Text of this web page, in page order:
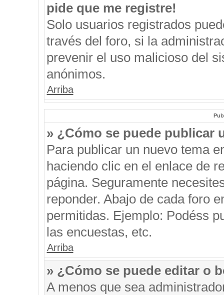
pide que me registre!
Solo usuarios registrados
través del foro, si la
prevenir el uso malicioso del
anónimos.
Arriba
» ¿Cómo se puede publicar
Para publicar un nuevo tema
haciendo clic en el enlace de
página. Seguramente
reponder. Abajo de cada foro
permitidas. Ejemplo: Podéss
las encuestas, etc.
Arriba
» ¿Cómo se puede editar o
A menos que sea